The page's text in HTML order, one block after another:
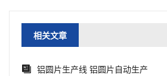
相关文章
铝圆片生产线 铝圆片自动生产